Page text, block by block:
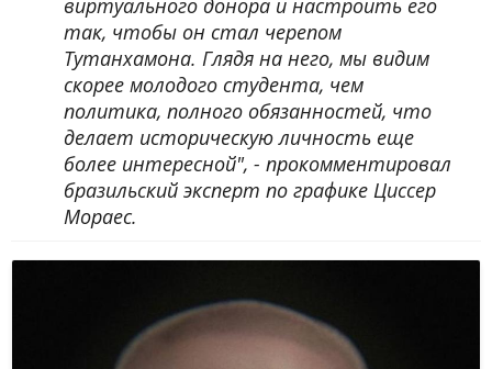
так, чтобы он стал черепом
Тутанхамона. Глядя на него, мы видим
скорее молодого студента, чем
политика, полного обязанностей, что
делает историческую личность еще
более интересной", - прокомментировал
бразильский эксперт по графике Циссер
Мораес.